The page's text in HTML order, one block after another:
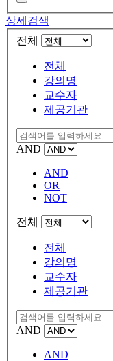
상세검색
전체
전체
강의명
교수자
제공기관
AND
AND
OR
NOT
전체
전체
강의명
교수자
제공기관
AND
AND